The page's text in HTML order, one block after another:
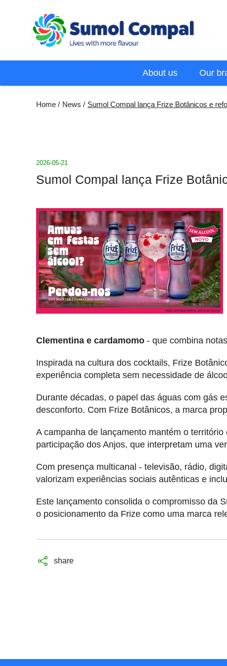
About us Our
Breadcrumb
Home News Sumol Compal lança Frize Botânicos e
2026-05-21
Sumol Compal lança Frize
Clementina e cardamomo - que combina
Inspirada na cultura dos cocktails, Frize
experiência completa sem necessidade de
Durante décadas, o papel das águas com gás
desconforto. Com Frize Botânicos, a marca
A campanha de lançamento mantém o
participação dos Anjos, que interpretam uma
Com presença multicanal - televisão, rádio,
valorizam experiências sociais autênticas e
Este lançamento consolida o compromisso da
o posicionamento da Frize como uma marca
share